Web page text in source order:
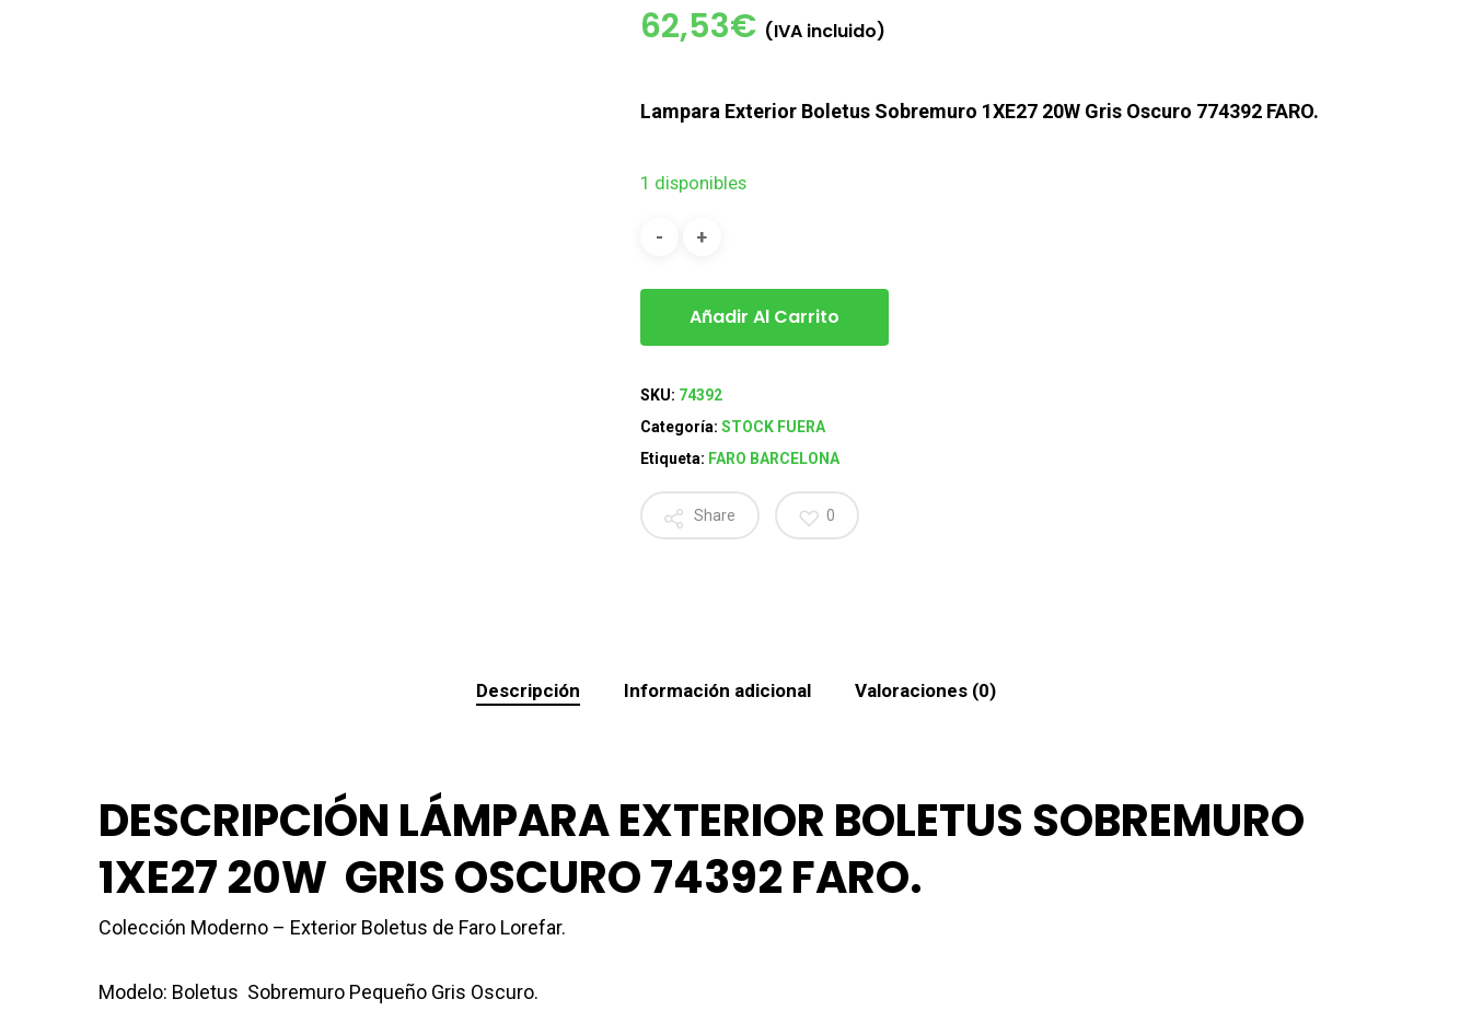
62,53€ (IVA incluido)
Lampara Exterior Boletus Sobremuro 1XE27 20W Gris Oscuro 774392 FARO.
1 disponibles
Añadir Al Carrito
SKU: 74392
Categoría: STOCK FUERA
Etiqueta: FARO BARCELONA
Share 0
Descripción Información adicional Valoraciones (0)
DESCRIPCIÓN LÁMPARA EXTERIOR BOLETUS SOBREMURO
1XE27 20W GRIS OSCURO 74392 FARO.
Colección Moderno – Exterior Boletus de Faro Lorefar.
Modelo: Boletus Sobremuro Pequeño Gris Oscuro.